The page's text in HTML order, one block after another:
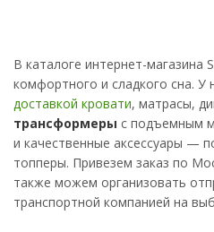
В каталоге интернет-магазина
комфортного и сладкого сна. У
доставкой кровати, матрасы,
трансформеры с подъемным
и качественные аксессуары —
топперы. Привезем заказ по
также можем организовать
транспортной компанией на